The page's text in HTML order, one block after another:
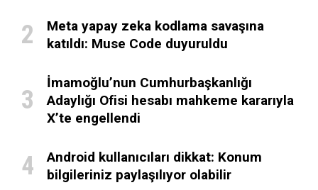
Meta yapay zeka kodlama savaşına
katıldı: Muse Code duyuruldu
İmamoğlu’nun Cumhurbaşkanlığı
Adaylığı Ofisi hesabı mahkeme kararıyla
X’te engellendi
Android kullanıcıları dikkat: Konum
bilgileriniz paylaşılıyor olabilir